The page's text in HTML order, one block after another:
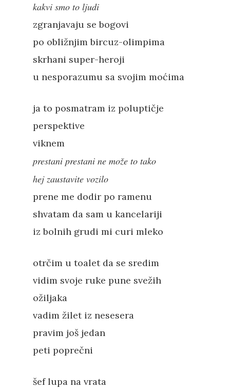
kakvi smo to ljudi
zgranjavaju se bogovi
po obližnjim bircuz-olimpima
skrhani super-heroji
u nesporazumu sa svojim moćima
ja to posmatram iz poluptičje
perspektive
viknem
prestani prestani ne može to tako
hej zaustavite vozilo
prene me dodir po ramenu
shvatam da sam u kancelariji
iz bolnih grudi mi curi mleko
otrčim u toalet da se sredim
vidim svoje ruke pune svežih
ožiljaka
vadim žilet iz nesesera
pravim još jedan
peti poprečni
šef lupa na vrata
Književnost
Teorija